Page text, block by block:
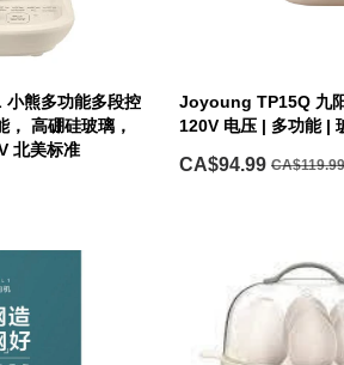
熊多功能多段控
， 高硼硅玻璃，
北美标准
Joyoung TP15Q 九
120V 电压 | 多功能 |
CA$94.99 CA$119.99